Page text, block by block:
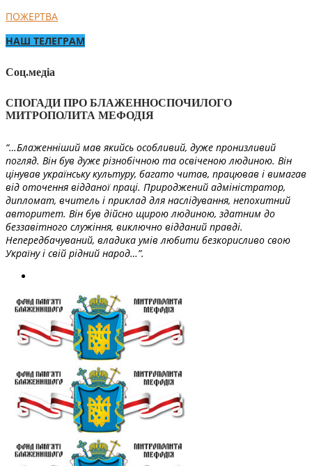
ПОЖЕРТВА
НАШ ТЕЛЕГРАМ
Соц.медіа
СПОГАДИ ПРО БЛАЖЕННОСПОЧИЛОГО
МИТРОПОЛИТА МЕФОДІЯ
“…Блаженніший мав якийсь особливий, дуже пронизливий
погляд. Він був дуже різнобічною та освіченою людиною. Він
цінував українську культуру, багато читав, працював і вимагав
від оточення відданої праці. Природжений адміністратор,
дипломат, вчитель і приклад для наслідування, непохитний
авторитет. Він був дійсно щирою людиною, здатним до
беззавітного служіння, виключно відданий правді.
Непередбачуваний, владика умів любити безкорисливо свою
Україну і свій рідний народ…”.